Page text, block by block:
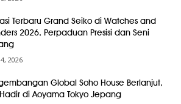
Terbaru Grand Seiko di Watches and
2026, Perpaduan Presisi dan Seni
2026
Global Soho House Berlanjut,
di Aoyama Tokyo Jepang